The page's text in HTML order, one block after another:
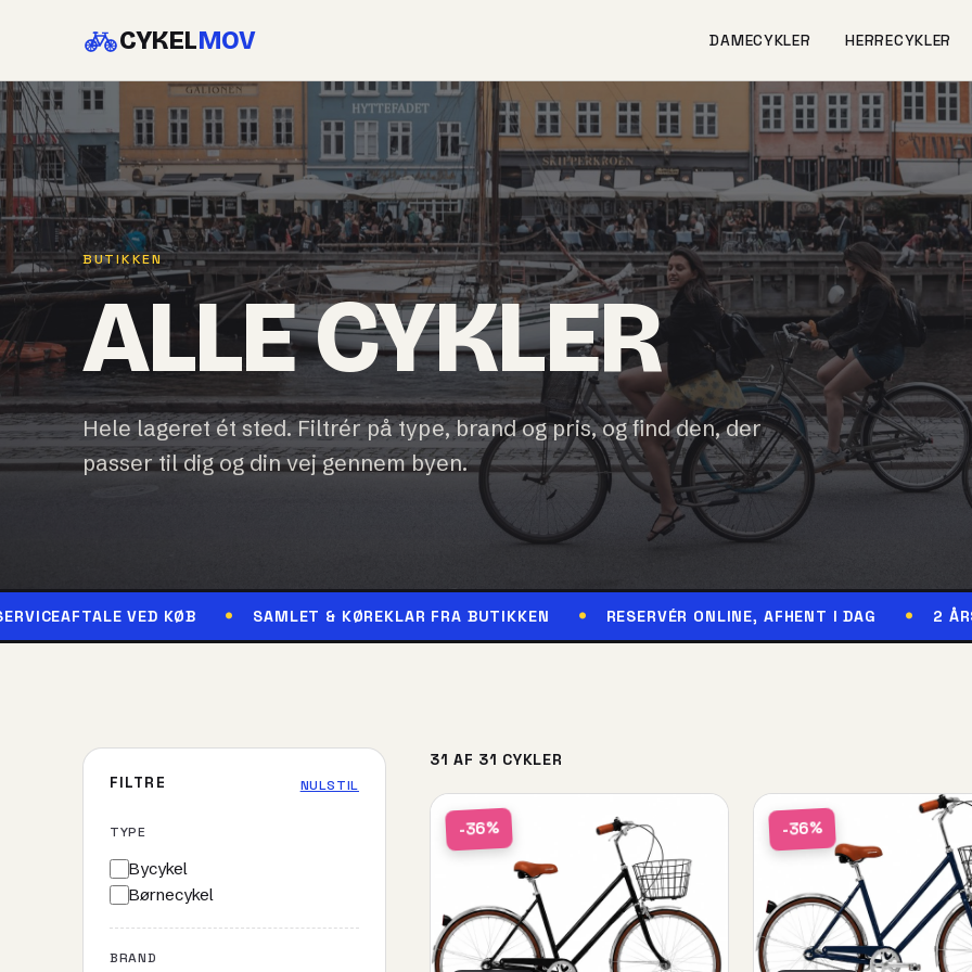
CYKELMOV DAMECYKLER HERRECYKLER
BUTIKKEN
ALLE CYKLER
Hele lageret ét sted. Filtrér på type, brand og pris, og find den, der
passer til dig og din vej gennem byen.
VED KØB SAMLET & KØREKLAR FRA BUTIKKEN RESERVÉR ONLINE, AFHENT I DAG 2 ÅRS
FILTRE NULSTIL
TYPE
Bycykel
Børnecykel
BRAND
31 AF 31 CYKLER
-36% -36%